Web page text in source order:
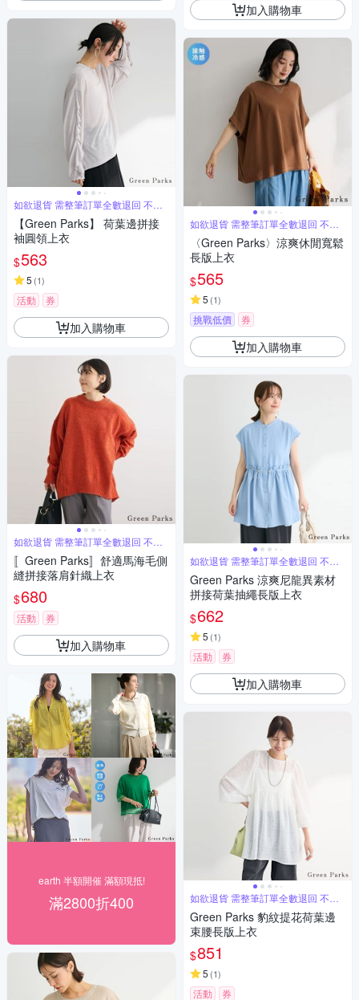
如欲退貨 需整筆訂單全數退回 不能
單退
【Green Parks】 荷葉邊拼接
袖圓領上衣
$563
5 (1)
活動 券
加入購物車
如欲退貨 需整筆訂單全數退回 不能
單退
〚Green Parks〛舒適馬海毛側
縫拼接落肩針織上衣
$680
活動 券
加入購物車
earth 半額開催 滿額現抵!
滿2800折400
加入購物車
如欲退貨 需整筆訂單全數退回 不能
單退
〈Green Parks〉涼爽休閒寬鬆
長版上衣
$565
5 (1)
挑戰低價 券
加入購物車
如欲退貨 需整筆訂單全數退回 不能
單退
Green Parks 涼爽尼龍異素材
拼接荷葉抽繩長版上衣
$662
5 (1)
活動 券
加入購物車
如欲退貨 需整筆訂單全數退回 不能
單退
Green Parks 豹紋提花荷葉邊
束腰長版上衣
$851
5 (1)
活動 券